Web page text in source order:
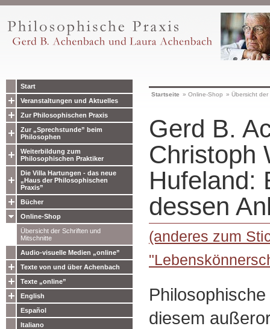
Start
Veranstaltungen und Aktuelles
Zur Philosophischen Praxis
Zur „Sprechstunde” beim
Philosophen
Weiterbildung zum
Philosophischen Praktiker
Die Villa Hartungen - das neue
„Haus der Philosophischen
Praxis”
Bücher
Online-Shop
Übersicht der Schriften und
Mitschnitte
Audio-visuelle Medien „online”
Texte von und über Achenbach
Texte „online”
English
Español
Italiano
Startseite » Online-Shop » Übersicht
Gerd B.
Christoph
Hufeland:
dessen
(anderes zum
diesem